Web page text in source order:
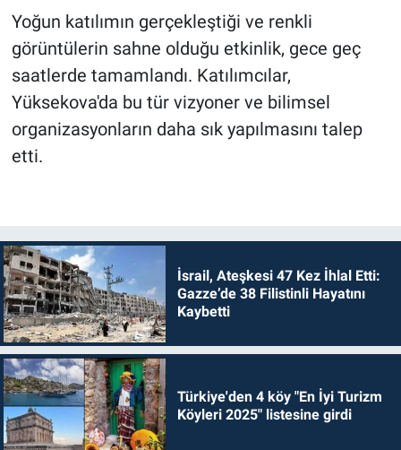
Yoğun katılımın gerçekleştiği ve renkli
görüntülerin sahne olduğu etkinlik, gece geç
saatlerde tamamlandı. Katılımcılar,
Yüksekova'da bu tür vizyoner ve bilimsel
organizasyonların daha sık yapılmasını talep
etti.
İsrail, Ateşkesi 47 Kez İhlal Etti:
Gazze’de 38 Filistinli Hayatını
Kaybetti
Türkiye'den 4 köy "En İyi Turizm
Köyleri 2025" listesine girdi